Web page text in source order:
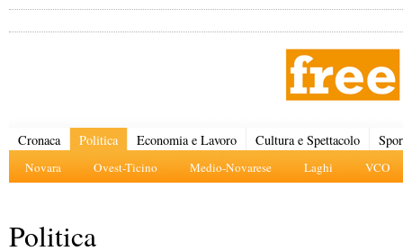
Cronaca Politica
Novara Ovest-Ticino Medio-Novarese Laghi VCO
Economia e Lavoro Cultura e Spettacolo
Politica